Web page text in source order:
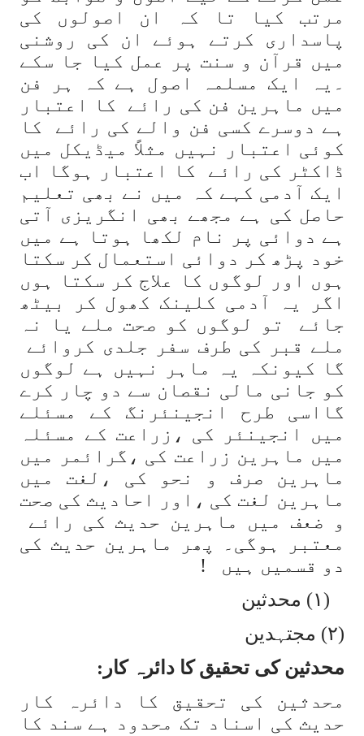
مرتب کیا تا کہ ان اصولوں کی
پاسداری کرتے ہوئے ان کی روشنی
میں قرآن و سنت پر عمل کیا جا سکے
۔یہ ایک مسلمہ اصول ہے کہ ہر فن
میں ماہرین فن کی رائے کا اعتبار
ہے دوسرے کسی فن والے کی رائے کا
کوئی اعتبار نہیں مثلاً میڈیکل میں
ڈاکٹر کی رائے کا اعتبار ہوگا اب
ایک آدمی کہے کہ میں نے بھی تعلیم
حاصل کی ہے مجھے بھی انگریزی آتی
ہے دوائی پر نام لکھا ہوتا ہے میں
خود پڑھ کر دوائی استعمال کر سکتا
ہوں اور لوگوں کا علاج کر سکتا ہوں
اگر یہ آدمی کلینک کھول کر بیٹھ
جائے تو لوگوں کو صحت ملے یا نہ
ملے قبر کی طرف سفر جلدی کروائے
گا کیونکہ یہ ماہر نہیں ہے لوگوں
کو جانی مالی نقصان سے دو چار کرے
گااسی طرح انجینئرنگ کے مسئلے
میں انجینئر کی ،زراعت کے مسئلہ
میں ماہرین زراعت کی ،گرائمر میں
ماہرین صرف و نحو کی ،لغت میں
ماہرین لغت کی ،اور احادیث کی صحت
و ضعف میں ماہرین حدیث کی رائے
معتبر ہوگی۔ پھر ماہرین حدیث کی
دو قسمیں ہیں !
(١) محدثین
(٢) مجتہدین
محدثین کی تحقیق کا دائرہ کار:
محدثین کی تحقیق کا دائرہ کار
حدیث کی اسناد تک محدود ہے سند کا